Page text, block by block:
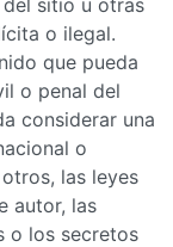
sitio u otras
o ilegal.
que pueda
o penal del
considerar una
o
las leyes
autor, las
o los secretos